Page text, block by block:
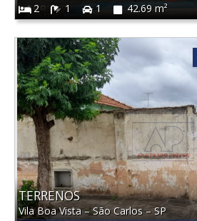
2
1 1 42.69 m²
TERRENOS
Vila Boa Vista–São Carlos–SP